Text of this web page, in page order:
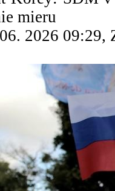
mieru
2026 09:29,